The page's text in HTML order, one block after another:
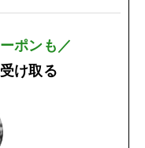
ポンも／
け取る